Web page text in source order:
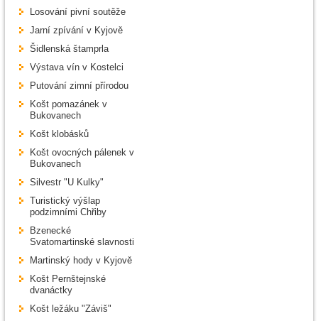
Losování pivní soutěže
Jarní zpívání v Kyjově
Šidlenská štamprla
Výstava vín v Kostelci
Putování zimní přírodou
Košt pomazánek v
Bukovanech
Košt klobásků
Košt ovocných pálenek v
Bukovanech
Silvestr "U Kulky"
Turistický výšlap
podzimními Chřiby
Bzenecké
Svatomartinské slavnosti
Martinský hody v Kyjově
Košt Pernštejnské
dvanáctky
Košt ležáku "Záviš"